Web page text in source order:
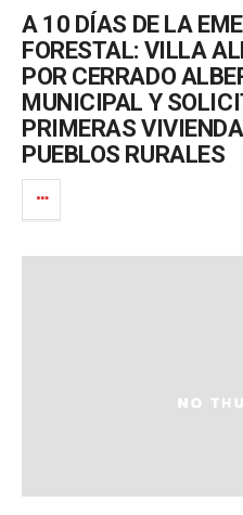
A 10 DÍAS DE LA
FORESTAL: VILLA
POR CERRADO
MUNICIPAL Y
PRIMERAS
PUEBLOS RURALES